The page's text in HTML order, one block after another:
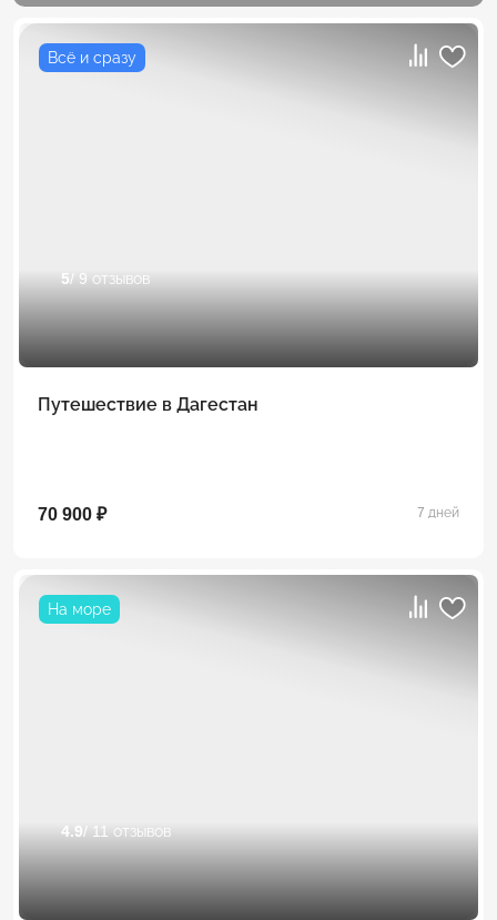
Всё и сразу
5/ 9 отзывов
Путешествие в Дагестан
70 900 ₽ 7 дней
На море
4.9 / 11 отзывов